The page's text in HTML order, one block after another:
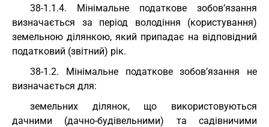
38-1.1.4. Мінімальне податкове зобов’язання
визначається за період володіння (користування)
земельною ділянкою, який припадає на відповідний
податковий (звітний) рік.
38-1.2. Мінімальне податкове зобов’язання не
визначається для:
земельних ділянок, що використовуються
дачними (дачно-будівельними) та садівничими